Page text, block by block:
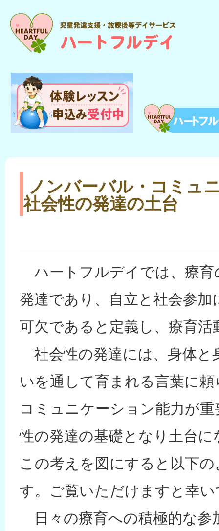
ハートフルデ
体験レッ
Q&A
アクセス
採用情報
ノンバーバル・コミュ
社会性の発達の土台
ハートフルデイでは、療育
発達であり、自立と社会参
可欠であると定義し、療育
社会性の発達には、身体と
いを通して育まれる言葉に
コミュニケーション能力が
性の発達の基礎となり土台
この考えを図にすると以下
す。ご覧いただけますと幸
日々の療育への積極的な参